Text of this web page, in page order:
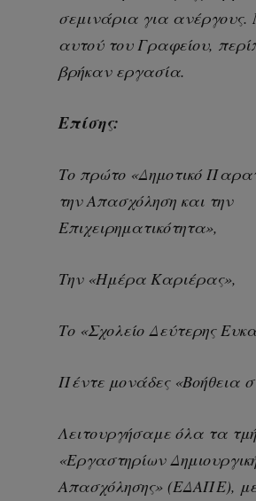
σεμινάρια για ανέργους.
αυτού του Γραφείου,
βρήκαν εργασία.
Επίσης:
Το πρώτο «Δημοτικό
την Απασχόληση και την
Επιχειρηματικότητα»,
Την «Ημέρα Καριέρας»,
Το «Σχολείο Δεύτερης
Πέντε μονάδες «Βοήθεια
Λειτουργήσαμε όλα τα
«Εργαστηρίων
Απασχόλησης» (ΕΔΑΠΕ),